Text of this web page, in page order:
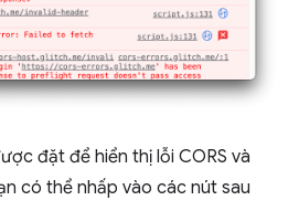
đặt để hiển thị lỗi CORS và
có thể nhấp vào các nút sau